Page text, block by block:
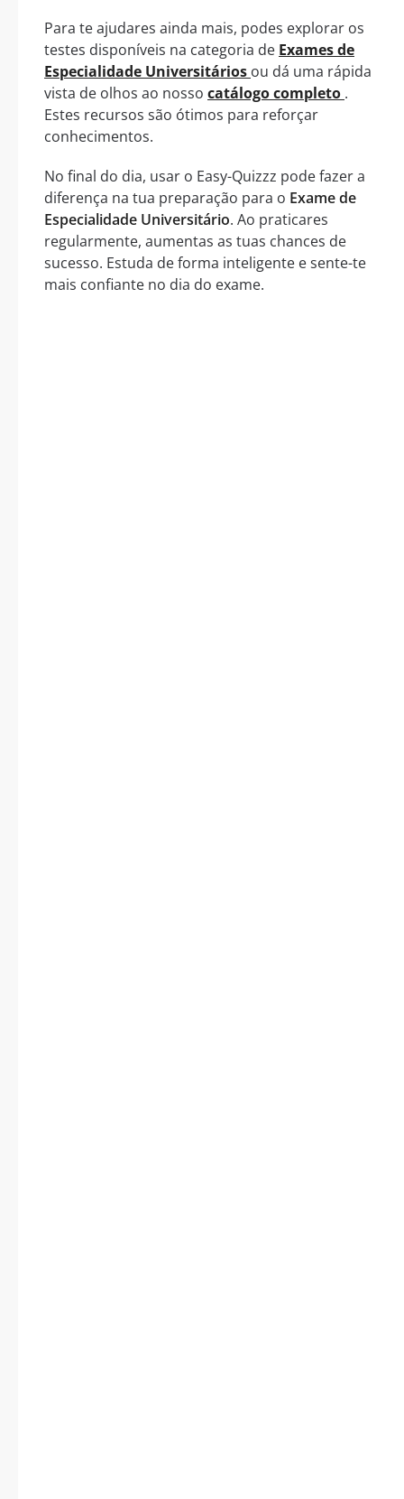
Para te ajudares ainda mais, podes explorar os
testes disponíveis na categoria de Exames de
Especialidade Universitários ou dá uma rápida
vista de olhos ao nosso catálogo completo .
Estes recursos são ótimos para reforçar
conhecimentos.
No final do dia, usar o Easy-Quizzz pode fazer a
diferença na tua preparação para o Exame de
Especialidade Universitário. Ao praticares
regularmente, aumentas as tuas chances de
sucesso. Estuda de forma inteligente e sente-te
mais confiante no dia do exame.